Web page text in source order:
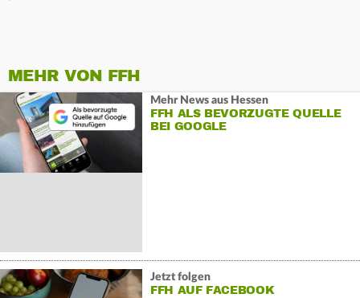
MEHR VON FFH
Mehr News aus Hessen
FFH ALS BEVORZUGTE QUELLE
BEI GOOGLE
Jetzt folgen
FFH AUF FACEBOOK